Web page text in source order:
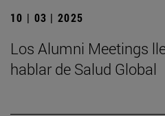
10 | 03 | 2025
Los Alumni Meetings
hablar de Salud Global